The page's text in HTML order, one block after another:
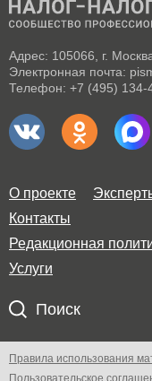
Адрес: 105066, г.
Электронная почта:
Телефон: +7 (495) 134-
О проекте
Контакты
Редакционная
Услуги
Поиск
Правила использования
Пользовательское